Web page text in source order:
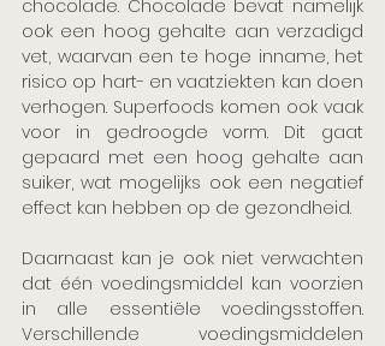
chocolade. Chocolade bevat namelijk
ook een hoog gehalte aan verzadigd
vet, waarvan een te hoge inname, het
risico op hart- en vaatziekten kan doen
verhogen. Superfoods komen ook vaak
voor in gedroogde vorm. Dit gaat
gepaard met een hoog gehalte aan
suiker, wat mogelijks ook een negatief
effect kan hebben op de gezondheid.
Daarnaast kan je ook niet verwachten
dat één voedingsmiddel kan voorzien
in alle essentiële voedingsstoffen.
Verschillende voedingsmiddelen